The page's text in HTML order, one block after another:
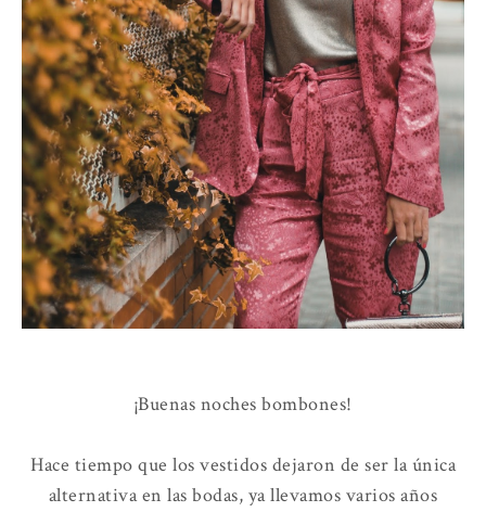
¡Buenas noches bombones!
Hace tiempo que los vestidos dejaron de ser la única
alternativa en las bodas, ya llevamos varios años